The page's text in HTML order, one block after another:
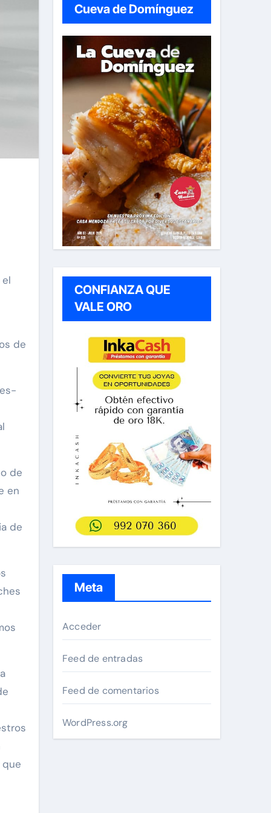
de
de
en
de
Cueva de Domínguez
CONFIANZA QUE
VALE ORO
Meta
Acceder
Feed de entradas
Feed de comentarios
WordPress.org